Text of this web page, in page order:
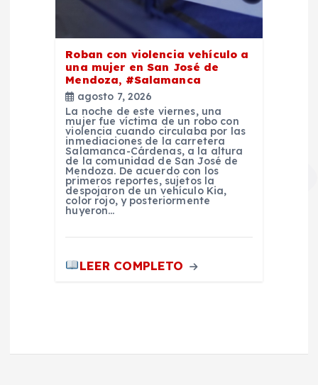
Roban con violencia vehículo a
una mujer en San José de
Mendoza, #Salamanca
agosto 7, 2026
La noche de este viernes, una
mujer fue víctima de un robo con
violencia cuando circulaba por las
inmediaciones de la carretera
Salamanca-Cárdenas, a la altura
de la comunidad de San José de
Mendoza. De acuerdo con los
primeros reportes, sujetos la
despojaron de un vehículo Kia,
color rojo, y posteriormente
huyeron…
LEER COMPLETO